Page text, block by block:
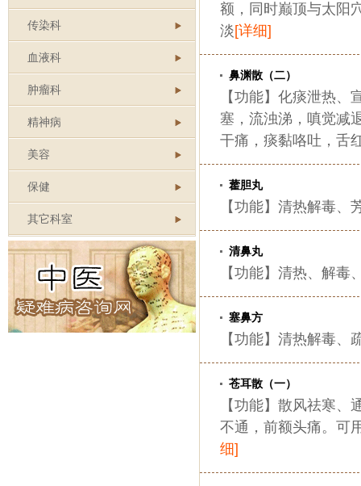
传染科
血液科
肿瘤科
精神病
美容
保健
其它科室
额，同时巅顶与太阳
淡[详细]
鼻渊散（二）
【功能】化痰泄热
塞，流浊涕，嗔觉减
干痛，痰黏咯吐，舌
藿胆丸
【功能】清热解毒
清鼻丸
【功能】清热、解
塞鼻方
【功能】清热解毒、
苍耳散（一）
【功能】散风祛寒
不通，前额头痛。可
细]